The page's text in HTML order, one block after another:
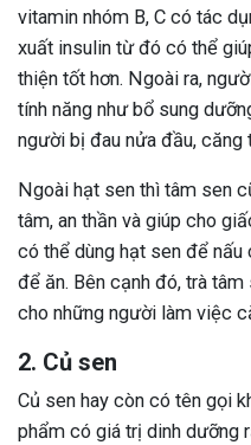
vitamin nhóm B, C có tác
xuất insulin từ đó có thể
thiện tốt hơn. Ngoài ra,
tính năng như bổ sung
người bị đau nửa đầu, căng
Ngoài hạt sen thì tâm sen
tâm, an thần và giúp cho
có thể dùng hạt sen để
để ăn. Bên cạnh đó, trà
cho những người làm việc
2. Củ sen
Củ sen hay còn có tên gọi
phẩm có giá trị dinh dưỡng